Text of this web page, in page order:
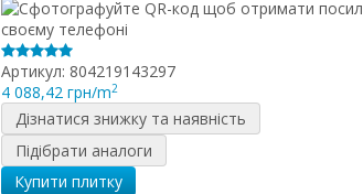
Артикул: 804219143297
4 088,42 грн/m2
Дізнатися знижку та наявність
Підібрати аналоги
Купити плитку